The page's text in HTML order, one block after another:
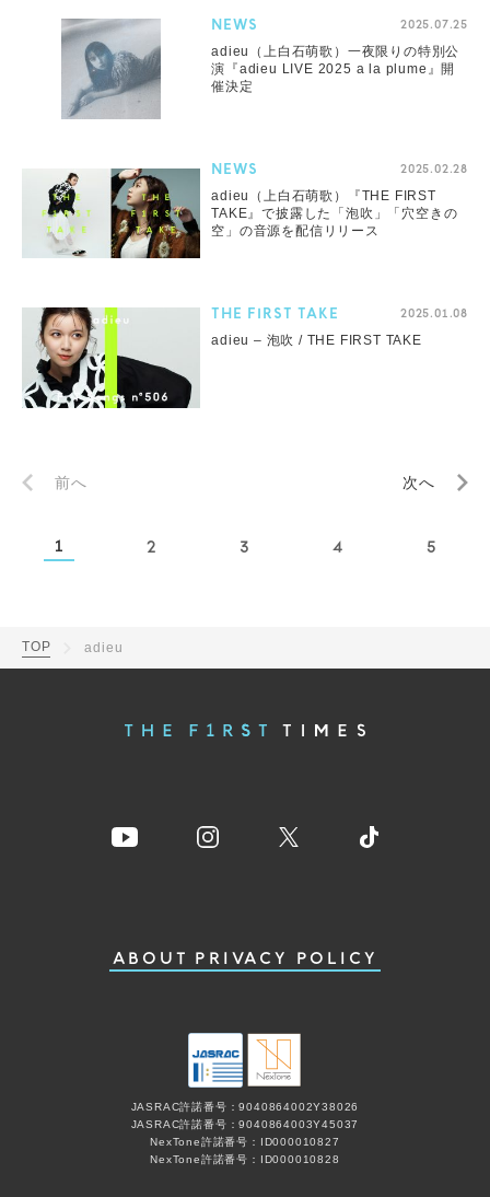
NEWS 2025.07.25
adieu（上白石萌歌）一夜限りの特別公
演『adieu LIVE 2025 a la plume』開
催決定
NEWS 2025.02.28
adieu（上白石萌歌）『THE FIRST
TAKE』で披露した「泡吹」「穴空きの
空」の音源を配信リリース
THE FIRST TAKE 2025.01.08
adieu – 泡吹 / THE FIRST TAKE
前へ 次へ
1 2 3 4 5
TOP adieu
ABOUT PRIVACY POLICY
JASRAC許諾番号：9040864002Y38026
JASRAC許諾番号：9040864003Y45037
NexTone許諾番号：ID000010827
NexTone許諾番号：ID000010828